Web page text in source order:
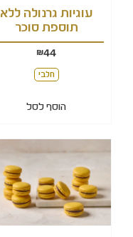
עוגיות גרנולה ללא
תוספת סוכר
44
₪
חלבי
הוסף לסל